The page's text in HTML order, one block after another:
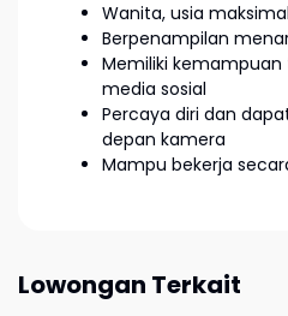
Wanita, usia
Berpenampilan
Memiliki
media sosial
Percaya diri dan
depan kamera
Mampu bekerja
Lowongan Terkait